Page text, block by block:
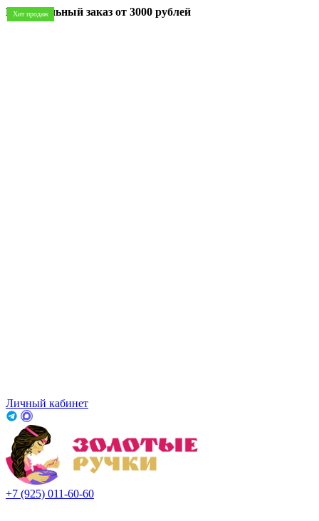
Минимальный заказ от 3000 рублей
Личный кабинет
+7 (925) 011-60-60
Хит продаж